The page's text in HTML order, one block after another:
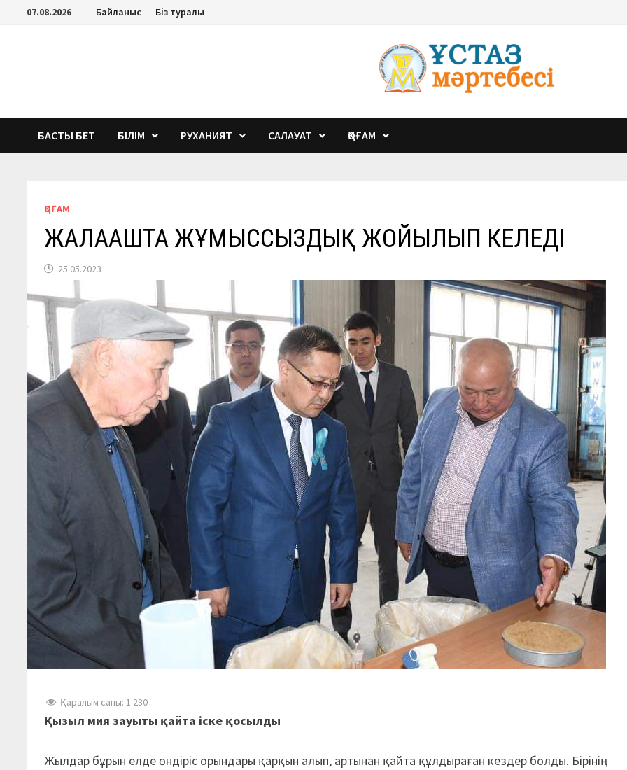
Перейти07.08.2026 Байланыс Біз туралы
БАСТЫ БЕТ БІЛІМ РУХАНИЯТ САЛАУАТ ҚОҒАМ
ҚОҒАМ
ЖАЛАҒАШТА ЖҰМЫССЫЗДЫҚ ЖОЙЫЛЫП КЕЛЕДІ
25.05.2023
Қаралым саны: 1 230
Қызыл мия зауыты қайта іске қосылды
Жылдар бұрын елде өндіріс орындары қарқын алып, артынан қайта құлдыраған кездер болды. Бірінің